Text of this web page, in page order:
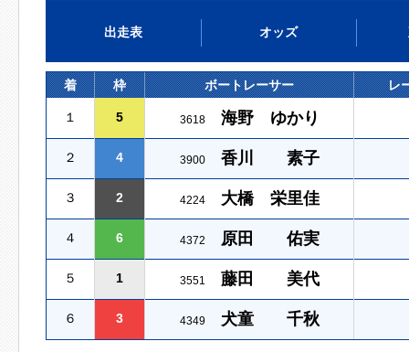
出走表 オッズ
着 枠 ボートレーサー レ
１ 5 3618 海野 ゆかり
２ 4 3900 香川 素子
３ 2 4224 大橋 栄里佳
４ 6 4372 原田 佑実
５ 1 3551 藤田 美代
６ 3 4349 犬童 千秋